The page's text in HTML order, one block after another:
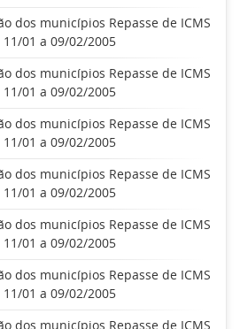
dos municípios Repasse de ICMS
11/01 a 09/02/2005
dos municípios Repasse de ICMS
11/01 a 09/02/2005
dos municípios Repasse de ICMS
11/01 a 09/02/2005
dos municípios Repasse de ICMS
11/01 a 09/02/2005
dos municípios Repasse de ICMS
11/01 a 09/02/2005
dos municípios Repasse de ICMS
11/01 a 09/02/2005
dos municípios Repasse de ICMS